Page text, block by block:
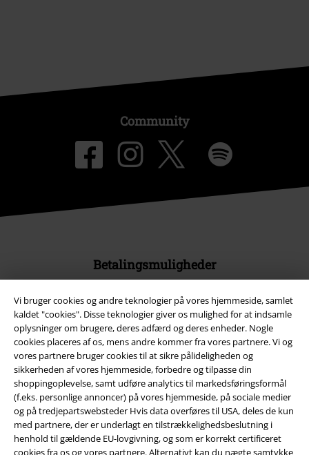
Vi bruger cookies og andre teknologier på vores hjemmeside, samlet
kaldet "cookies". Disse teknologier giver os mulighed for at indsamle
oplysninger om brugere, deres adfærd og deres enheder. Nogle
cookies placeres af os, mens andre kommer fra vores partnere. Vi og
vores partnere bruger cookies til at sikre pålideligheden og
sikkerheden af ​​vores hjemmeside, forbedre og tilpasse din
shoppingoplevelse, samt udføre analytics til markedsføringsformål
(f.eks. personlige annoncer) på vores hjemmeside, på sociale medier
og på tredjepartswebsteder Hvis data overføres til USA, deles de kun
med partnere, der er underlagt en tilstrækkelighedsbeslutning i
henhold til gældende EU-lovgivning, og som er korrekt certificeret
cookies fra os og vores partnere. Alternativt kan du nægte samtykke
Community
Betalingsmuligheder
Fragt
Postpakke Collect Postpakke Home